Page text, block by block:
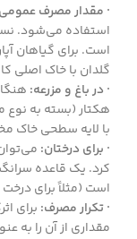
· مقدار مصرف
گلدان با خاک اصلی
· در باغ و مزرعه:
هکتار (بسته به
با لایه سطحی خاک
· برای درختان:
کرد. یک قاعده
است (مثلاً برای درخت ۱۰ ساله، ۲۰ کیلوگرم).
· تکرار مصرف:
مقداری از آن را به